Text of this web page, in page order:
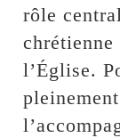
rôle
l’Église.